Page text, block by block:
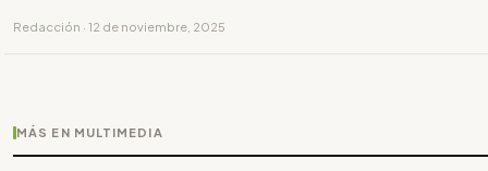
Redacción · 12 de noviembre, 2025
MÁS EN MULTIMEDIA